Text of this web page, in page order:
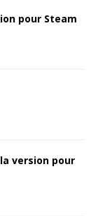
pour Steam
la version pour